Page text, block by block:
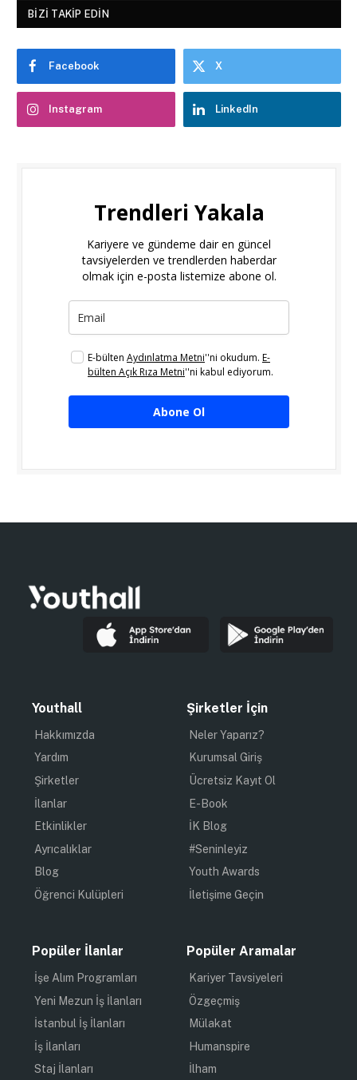
BIZI TAKIP EDIN
Facebook X
Instagram LinkedIn
Trendleri Yakala
Kariyere ve gündeme dair en güncel
tavsiyelerden ve trendlerden haberdar
olmak için e-posta listemize abone ol.
E-bülten Aydınlatma Metni''ni okudum. E-
bülten Açık Rıza Metni''ni kabul ediyorum.
Abone Ol
Youthall
Hakkımızda
Yardım
Şirketler
İlanlar
Etkinlikler
Ayrıcalıklar
Blog
Öğrenci Kulüpleri
Şirketler İçin
Neler Yaparız?
Kurumsal Giriş
Ücretsiz Kayıt Ol
E-Book
İK Blog
#Seninleyiz
Youth Awards
İletişime Geçin
Popüler İlanlar
İşe Alım Programları
Yeni Mezun İş İlanları
İstanbul İş İlanları
İş İlanları
Staj İlanları
Popüler Aramalar
Kariyer Tavsiyeleri
Özgeçmiş
Mülakat
Humanspire
İlham